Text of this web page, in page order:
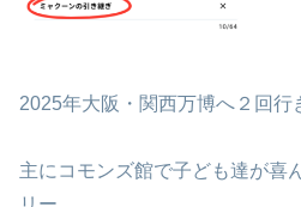
2025年大阪・関西万博へ２回行
主にコモンズ館で子ども達が喜